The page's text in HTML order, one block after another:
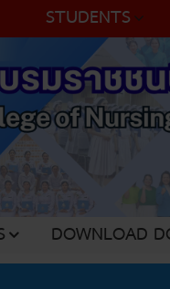
STUDENTS
DOWNLOAD